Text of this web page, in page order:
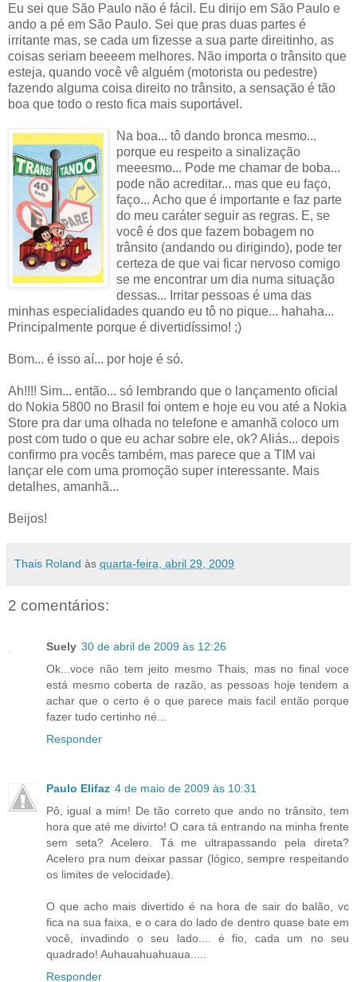
Eu sei que São Paulo não é fácil. Eu dirijo em São Paulo e
ando a pé em São Paulo. Sei que pras duas partes é
irritante mas, se cada um fizesse a sua parte direitinho, as
coisas seriam beeeem melhores. Não importa o trânsito que
esteja, quando você vê alguém (motorista ou pedestre)
fazendo alguma coisa direito no trânsito, a sensação é tão
boa que todo o resto fica mais suportável.
Na boa... tô dando bronca mesmo...
porque eu respeito a sinalização
meeesmo... Pode me chamar de boba...
pode não acreditar... mas que eu faço,
faço... Acho que é importante e faz parte
do meu caráter seguir as regras. E, se
você é dos que fazem bobagem no
trânsito (andando ou dirigindo), pode ter
certeza de que vai ficar nervoso comigo
se me encontrar um dia numa situação
dessas... Irritar pessoas é uma das
minhas especialidades quando eu tô no pique... hahaha...
Principalmente porque é divertidíssimo! ;)
Bom... é isso aí... por hoje é só.
Ah!!!! Sim... então... só lembrando que o lançamento oficial
do Nokia 5800 no Brasil foi ontem e hoje eu vou até a Nokia
Store pra dar uma olhada no telefone e amanhã coloco um
post com tudo o que eu achar sobre ele, ok? Aliás... depois
confirmo pra vocês também, mas parece que a TIM vai
lançar ele com uma promoção super interessante. Mais
detalhes, amanhã...
Beijos!
Thais Roland às quarta-feira, abril 29, 2009
2 comentários:
Suely 30 de abril de 2009 às 12:26
Ok...voce não tem jeito mesmo Thais, mas no final voce
está mesmo coberta de razão, as pessoas hoje tendem a
achar que o certo é o que parece mais facil então porque
fazer tudo certinho né...
Responder
Paulo Elifaz 4 de maio de 2009 às 10:31
Pô, igual a mim! De tão correto que ando no trânsito, tem
hora que até me divirto! O cara tá entrando na minha frente
sem seta? Acelero. Tá me ultrapassando pela direta?
Acelero pra num deixar passar (lógico, sempre respeitando
os limites de velocidade).
O que acho mais divertido é na hora de sair do balão, vc
fica na sua faixa, e o cara do lado de dentro quase bate em
você, invadindo o seu lado.... é fio, cada um no seu
quadrado! Auhauahuahuaua.....
Responder